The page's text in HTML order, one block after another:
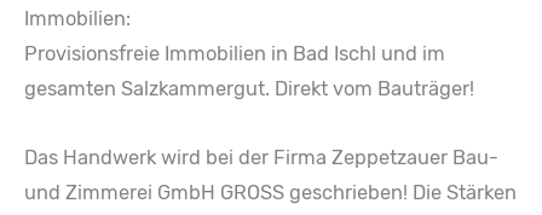
Immobilien:
Provisionsfreie Immobilien in Bad Ischl und im
gesamten Salzkammergut. Direkt vom Bauträger!
Das Handwerk wird bei der Firma Zeppetzauer Bau-
und Zimmerei GmbH GROSS geschrieben! Die Stärken